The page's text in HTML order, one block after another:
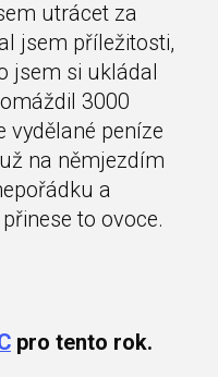
utrácet za
jsem příležitosti,
jsem si ukládal
3000
vydělané peníze
na němjezdím
a
to ovoce.
pro tento rok.